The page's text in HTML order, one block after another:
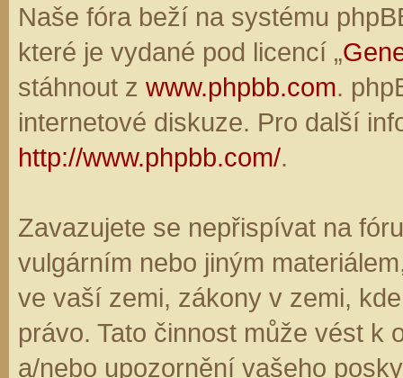
Naše fóra beží na systému
které je vydané pod licencí „
stáhnout z www.phpbb.com.
internetové diskuze. Pro další
http://www.phpbb.com/.
Zavazujete se nepřispívat na
vulgárním nebo jiným
ve vaší zemi, zákony v zemi,
právo. Tato činnost může vést k
a/nebo upozornění vašeho